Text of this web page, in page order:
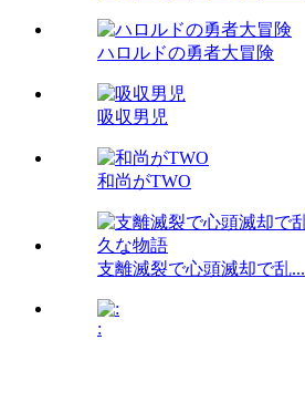
ハロルドの勇者大冒険
吸収男児
和尚がTWO
支離滅裂で心頭滅却で乱...
: